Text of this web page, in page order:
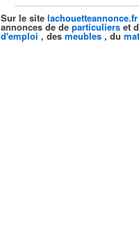
Sur le site lachouetteannonce.fr
annonces de de particuliers et
d'emploi , des meubles , du